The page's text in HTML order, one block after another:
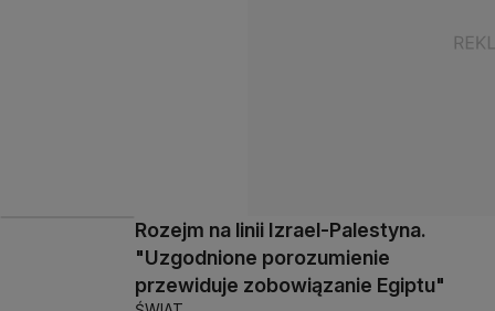
Rozejm na linii Izrael-Palestyna.
"Uzgodnione porozumienie
przewiduje zobowiązanie Egiptu"